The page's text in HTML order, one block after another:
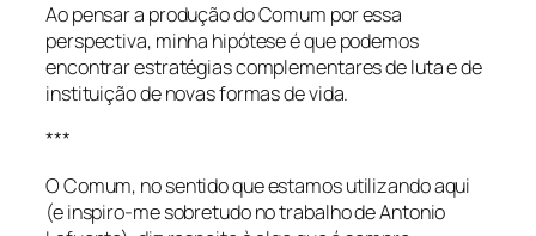
Ao pensar a produção do Comum por essa
perspectiva, minha hipótese é que podemos
encontrar estratégias complementares de luta e de
instituição de novas formas de vida.
***
O Comum, no sentido que estamos utilizando aqui
(e inspiro-me sobretudo no trabalho de Antonio